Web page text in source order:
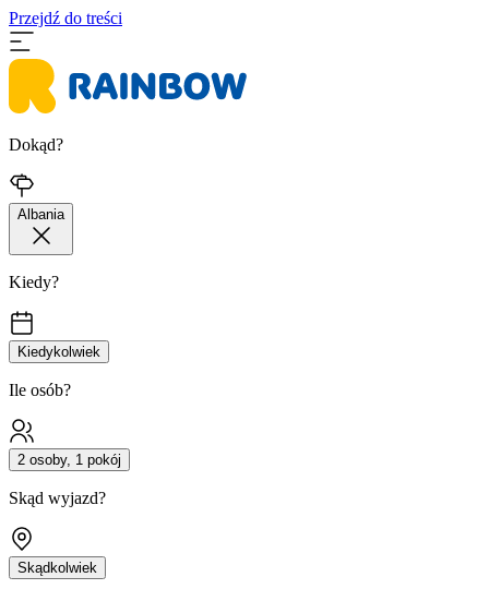
Przejdź do treści
Dokąd?
Albania
Kiedy?
Kiedykolwiek
Ile osób?
2 osoby, 1 pokój
Skąd wyjazd?
Skądkolwiek